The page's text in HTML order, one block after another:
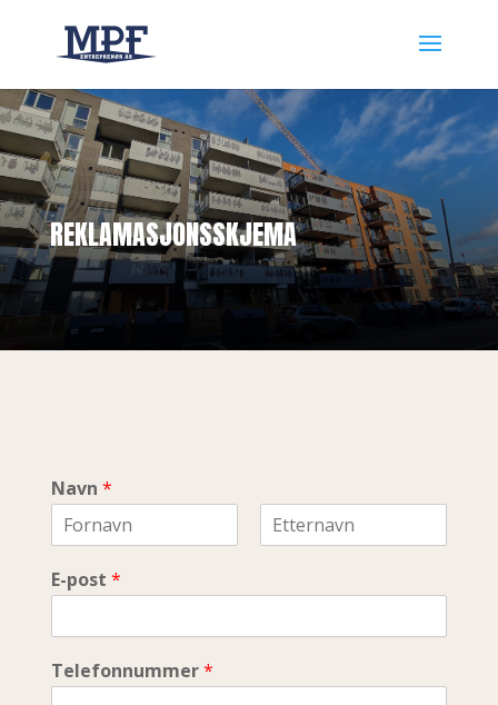
REKLAMASJONSSKJEMA
Navn *
i
rE-post *
Telefonnummer*